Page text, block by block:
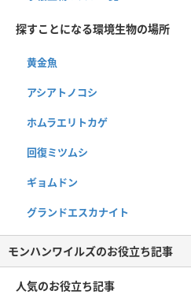
探すことになる環境生物の場所
黄金魚
アシアトノコシ
ホムラエリトカゲ
回復ミツムシ
ギョムドン
グランドエスカナイト
モンハンワイルズのお役立ち記事
人気のお役立ち記事